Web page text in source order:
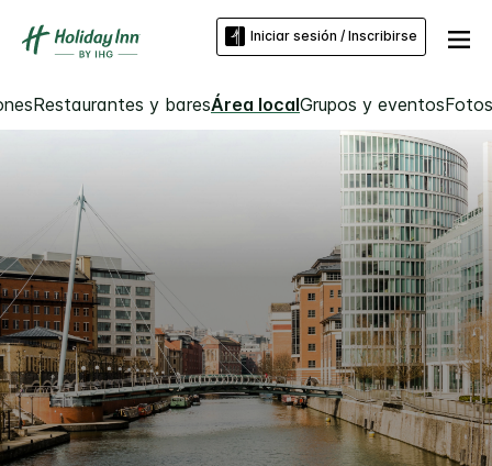
Iniciar sesión / Inscribirse
Restaurantes y baresÁrea localGrupos y eventosFotos